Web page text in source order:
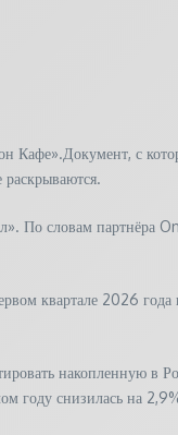
Кафе».Документ, с
По словам партнёра
квартале 2026
накопленную в
году снизилась на